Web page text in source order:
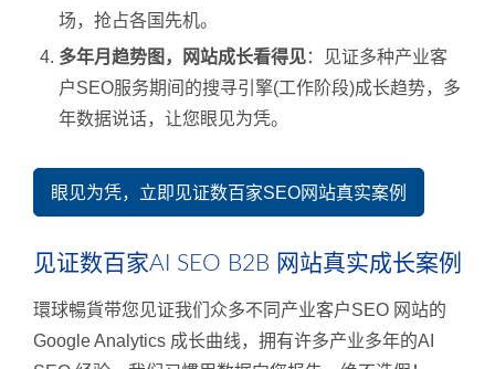
场，抢占各国先机。
多年月趋势图，网站成长看得见：见证多种产业客
户SEO服务期间的搜寻引擎(工作阶段)成长趋势，多
年数据说话，让您眼见为凭。
眼见为凭，立即见证数百家SEO网站真实案例
见证数百家AI SEO B2B 网站真实成长案例
環球暢貨带您见证我们众多不同产业客户SEO 网站的
Google Analytics 成长曲线，拥有许多产业多年的AI